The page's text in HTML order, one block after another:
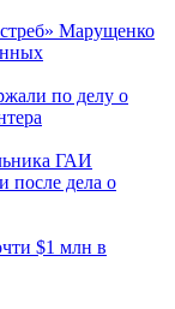
Марущенко
по делу о
ГАИ
после дела о
$1 млн в